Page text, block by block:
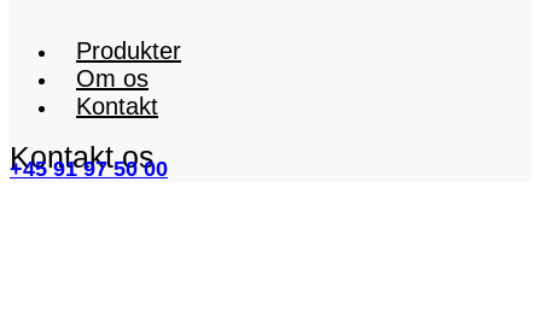
Produkter
Om os
Kontakt
Kontakt os
+45 91 97 50 00